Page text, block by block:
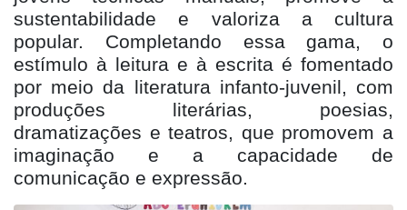
sustentabilidade e valoriza a cultura
popular. Completando essa gama, o
estímulo à leitura e à escrita é fomentado
por meio da literatura infanto-juvenil, com
produções literárias, poesias,
dramatizações e teatros, que promovem a
imaginação e a capacidade de
comunicação e expressão.